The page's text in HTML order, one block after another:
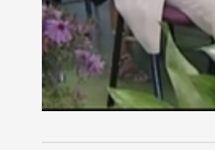
A szakember szerint a
az energiatartalékok
MEGOSZTÁS